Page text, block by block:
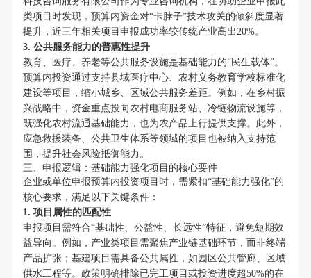
类项目时发现，预算内资金对“卡脖子”技术攻关的倾斜度显著
提升，近三年相关项目申报成功率较传统产业高出20%。
3. 公共服务能力的普惠性提升
教育、医疗、养老等公共服务设施是基础能力的“民生载体”。
预算内投资通过支持县域医疗中心、农村义务教育学校标准化
建设等项目，缩小城乡、区域公共服务差距。例如，在乡村振
兴战略中，资金重点投向农村电商服务站、冷链物流设施等，
既强化农村流通基础能力，也为农产品上行提供支撑。此外，
应急救援装备、公共卫生体系等领域的项目也被纳入支持范
围，提升社会风险抵御能力。
三、申报逻辑：基础能力强化项目的核心要件
企业或单位申报预算内投资项目时，需紧扣“基础能力强化”的
核心要求，满足以下关键条件：
1. 项目属性的匹配性
申报项目需符合“基础性、公益性、长远性”特征，避免短期效
益导向。例如，产业类项目需聚焦产业链基础环节，而非终端
产品扩张；基建项目需具备公共属性，如园区公共管廊、区域
供水工程等。政策明确排除已完工项目或投资进度超50%的在